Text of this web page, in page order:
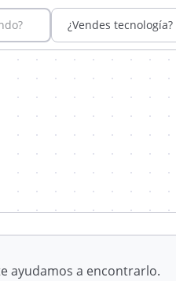
¿Vendes tecnología?
ayudamos a encontrarlo.